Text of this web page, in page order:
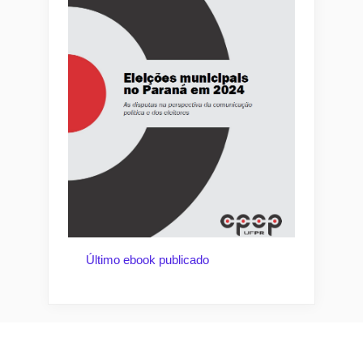
Último ebook publicado